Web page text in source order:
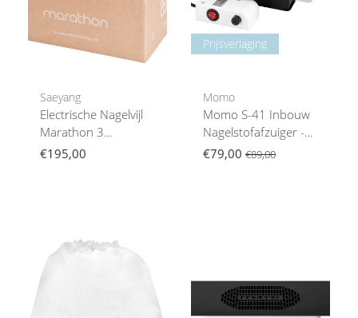
Saeyang
Electrische Nagelvijl
Marathon 3
Champion +
€195,00
Prijsverlaging
Momo
Momo S-41 Inbouw
Nagelstofafzuiger -
Krachtig, Stil &
€79,00 €89,00